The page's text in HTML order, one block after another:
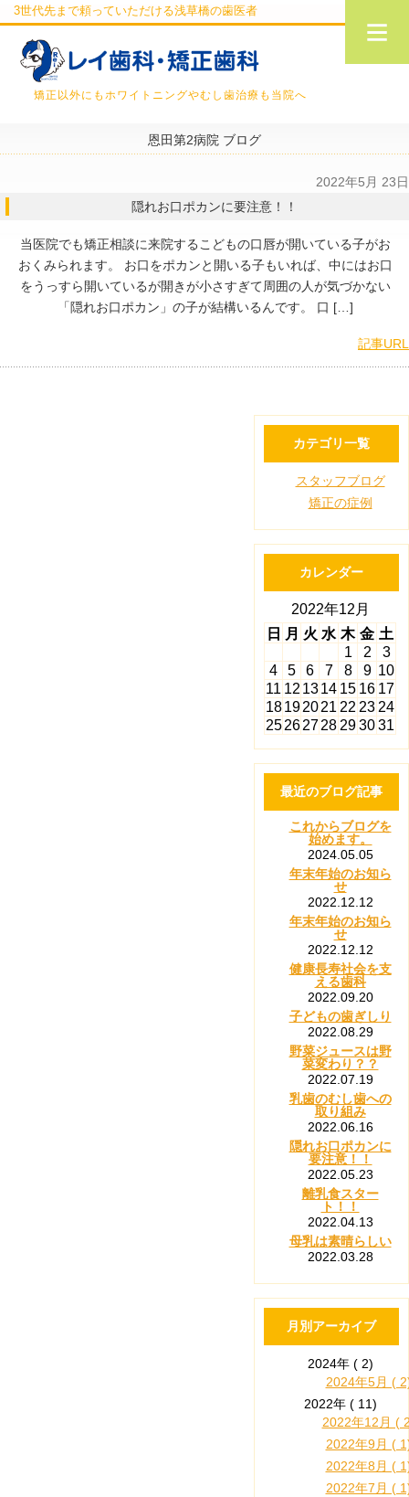
3世代先まで頼っていただける浅草橋の歯医者
矯正以外にもホワイトニングやむし歯治療も当院へ
恩田第2病院 ブログ
2022年5月 23日
隠れお口ポカンに要注意！！
当医院でも矯正相談に来院するこどもの口唇が開いている子がお
おくみられます。 お口をポカンと開いる子もいれば、中にはお口
をうっすら開いているが開きが小さすぎて周囲の人が気づかない
「隠れお口ポカン」の子が結構いるんです。 口 […]
記事URL
カテゴリ一覧
スタッフブログ
矯正の症例
カレンダー
2022年12月
日
月 火 水 木 金 土
1
2
3
4
5 6 7 8 9 10
11 12 13 14 15 16 17
18 19 20 21 22 23 24
25 26 27 28 293031
最近のブログ記事
これからブログを
始めます。
2024.05.05
年末年始のお知ら
せ
2022.12.12
年末年始のお知ら
せ
2022.12.12
健康長寿社会を支
える歯科
2022.09.20
子どもの歯ぎしり
2022.08.29
野菜ジュースは野
菜変わり？？
2022.07.19
乳歯のむし歯への
取り組み
2022.06.16
隠れお口ポカンに
要注意！！
2022.05.23
離乳食スター
ト！！
2022.04.13
母乳は素晴らしい
2022.03.28
月別アーカイブ
2024年 ( 2)
2024年5月 (
2022年 ( 11)
2022年12月 (
2022年9月 (
2022年8月 (
2022年7月 (